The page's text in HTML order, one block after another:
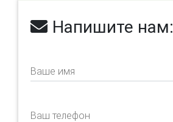
Напишите нам:
Ваше имя
Ваш телефон